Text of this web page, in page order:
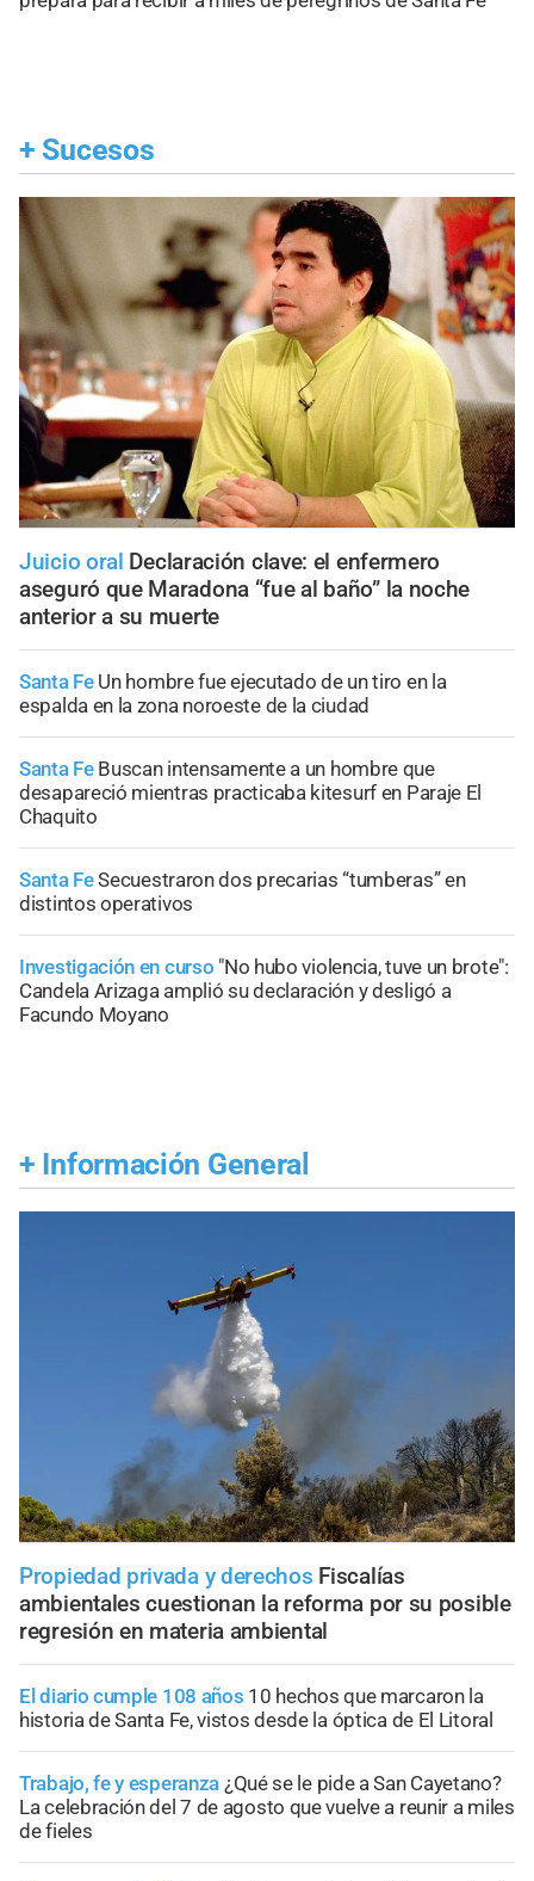
+ Sucesos
Juicio oral Declaración clave: el enfermero
aseguró que Maradona “fue al baño” la noche
anterior a su muerte
Santa Fe Un hombre fue ejecutado de un tiro en la
espalda en la zona noroeste de la ciudad
Santa Fe Buscan intensamente a un hombre que
desapareció mientras practicaba kitesurf en Paraje El
Chaquito
Santa FeSecuestraron dos precarias “tumberas” en
distintos operativos
Investigación en curso "No hubo violencia, tuve un brote":
Candela Arizaga amplió su declaración y desligó a
Facundo Moyano
+ Información General
Propiedad privada y derechos Fiscalías
ambientales cuestionan la reforma por su posible
regresión en materia ambiental
El diario cumple 108 años 10 hechos que marcaron la
historia de Santa Fe, vistos desde la óptica de El Litoral
Trabajo, fe y esperanza ¿Qué se le pide a San Cayetano?
La celebración del 7 de agosto que vuelve a reunir a miles
de fieles